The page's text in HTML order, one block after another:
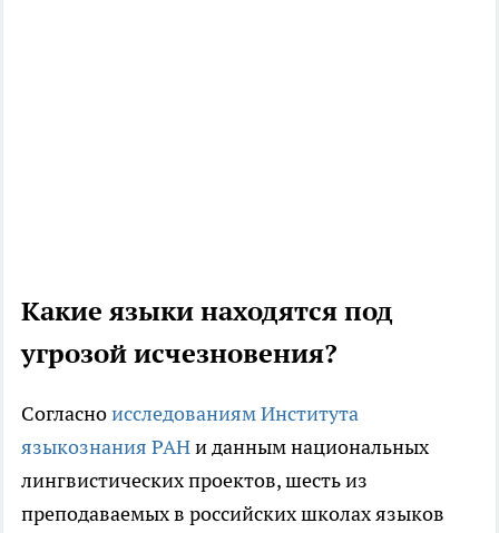
Какие языки находятся под
угрозой исчезновения?
Согласноисследованиям Института
языкознания РАНи данным национальных
лингвистических проектов, шесть из
преподаваемых в российских школах языков